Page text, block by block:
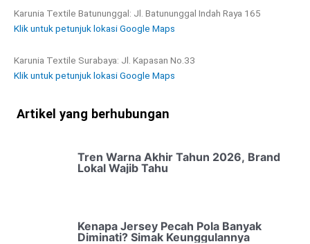
Karunia Textile Batununggal: Jl. Batununggal Indah Raya 165
Klik untuk petunjuk lokasi Google Maps
Karunia Textile Surabaya: Jl. Kapasan No.33
Klik untuk petunjuk lokasi Google Maps
Artikel yang berhubungan
Tren Warna Akhir Tahun 2026, Brand
Lokal Wajib Tahu
Kenapa Jersey Pecah Pola Banyak
Diminati? Simak Keunggulannya